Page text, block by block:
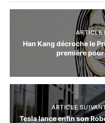
ARTICLE
Han Kang décroche le
première pour
ARTICLE
Tesla lance enfin son